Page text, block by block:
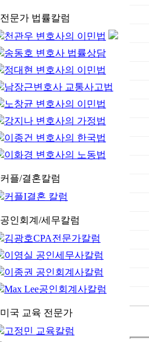
전문가 법률칼럼
천관우 변호사의 이민법
송동호 변호사 법률상담
정대현 변호사의 이민법
남장근변호사 교통사고법
노창균 변호사의 이민법
강지나 변호사의 가정법
이종건 변호사의 한국법
이화경 변호사의 노동법
커플/결혼칼럼
커플I결혼 칼럼
공인회계/세무칼럼
김광호CPA전문가칼럼
이영실 공인세무사칼럼
이종권 공인회계사칼럼
Max Lee공인회계사칼럼
미국 교육 전문가
고정민 교육칼럼